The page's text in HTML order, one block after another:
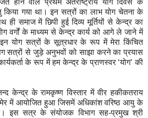
होने वाले प्रथम अंतर्राष्ट्रीय योग दिवस के
किया गया था। इन सत्रों का लाभ योग चेतना के
ही समाज में छिपी हुई दिव्य मूर्तियों से केन्द्र का
वर्गों के माध्यम से केन्द्र कार्य को आगे ले जाने में
योग सत्रों के सूत्रधार के रूप में मेरा किंचित
सत्रों से जुड़े अनुभवों को साझा करने का प्रयास
के रूप में हम केन्द्र के प्राणस्वर ‘योग’ की
केन्द्र के रामकृष्ण विस्तार में वीर हकीकतराय
में आयोजित हुआ जिसमें अधिकांश वरिष्ठ आयु के
इस सत्र के संयोजक विभाग सह-प्रमुख श्री